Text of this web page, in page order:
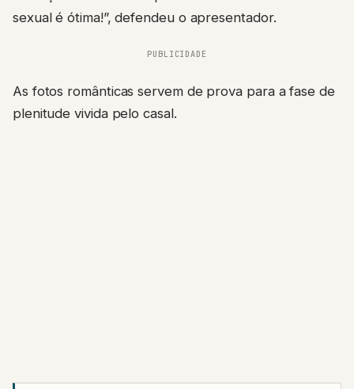
sexual é ótima!”, defendeu o apresentador.
PUBLICIDADE
As fotos românticas servem de prova para a fase de
plenitude vivida pelo casal.